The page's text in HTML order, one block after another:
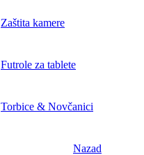
Zaštita kamere
Futrole za tablete
Torbice & Novčanici
Nazad